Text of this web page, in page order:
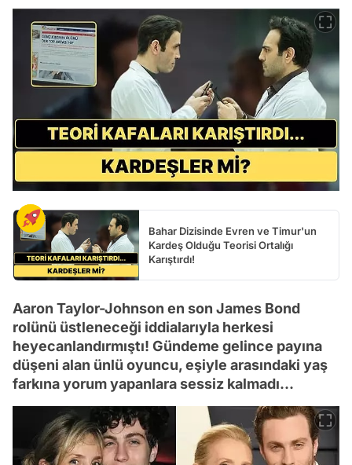
Bahar Dizisinde Evren ve Timur'un
Kardeş Olduğu Teorisi Ortalığı
Karıştırdı!
Aaron Taylor-Johnson en son James Bond
rolünü üstleneceği iddialarıyla herkesi
heyecanlandırmıştı! Gündeme gelince payına
düşeni alan ünlü oyuncu, eşiyle arasındaki yaş
farkına yorum yapanlara sessiz kalmadı...